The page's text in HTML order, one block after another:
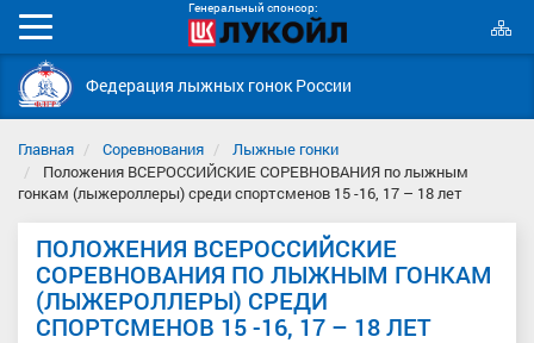
Генеральный спонсор:
Мобильное
меню
Федерация лыжных гонок России
Главная Соревнования
Лыжные гонки
Положения ВСЕРОССИЙСКИЕ СОРЕВНОВАНИЯ по лыжным
гонкам (лыжероллеры) среди спортсменов 15 -16, 17 – 18 лет
ПОЛОЖЕНИЯ ВСЕРОССИЙСКИЕ
СОРЕВНОВАНИЯ ПО ЛЫЖНЫМ ГОНКАМ
(ЛЫЖЕРОЛЛЕРЫ) СРЕДИ
СПОРТСМЕНОВ 15 -16, 17 – 18 ЛЕТ